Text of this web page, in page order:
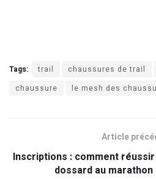
Tags: trail chaussures de trail
chaussure
le mesh des
Article
Inscriptions : comment
dossard au